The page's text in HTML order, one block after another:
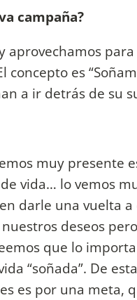
campaña?
aprovechamos
es
a ir detrás de su
muy presente
vida… lo vemos
darle una vuelta
deseos
que lo
“soñada”. De
es por una meta,